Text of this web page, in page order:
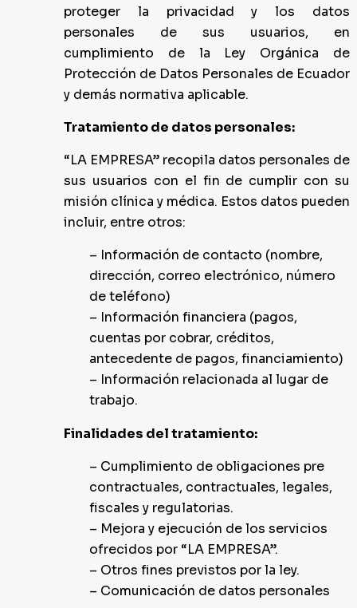
proteger la privacidad y los datos
personales de sus usuarios, en
cumplimiento de la Ley Orgánica de
Protección de Datos Personales de Ecuador
y demás normativa aplicable.
Tratamiento de datos personales:
“LA EMPRESA” recopila datos personales de
sus usuarios con el fin de cumplir con su
misión clínica y médica. Estos datos pueden
incluir, entre otros:
– Información de contacto (nombre,
dirección, correo electrónico, número
de teléfono)
– Información financiera (pagos,
cuentas por cobrar, créditos,
antecedente de pagos, financiamiento)
– Información relacionada al lugar de
trabajo.
Finalidades del tratamiento:
– Cumplimiento de obligaciones pre
contractuales, contractuales, legales,
fiscales y regulatorias.
– Mejora y ejecución de los servicios
ofrecidos por “LA EMPRESA”.
– Otros fines previstos por la ley.
– Comunicación de datos personales